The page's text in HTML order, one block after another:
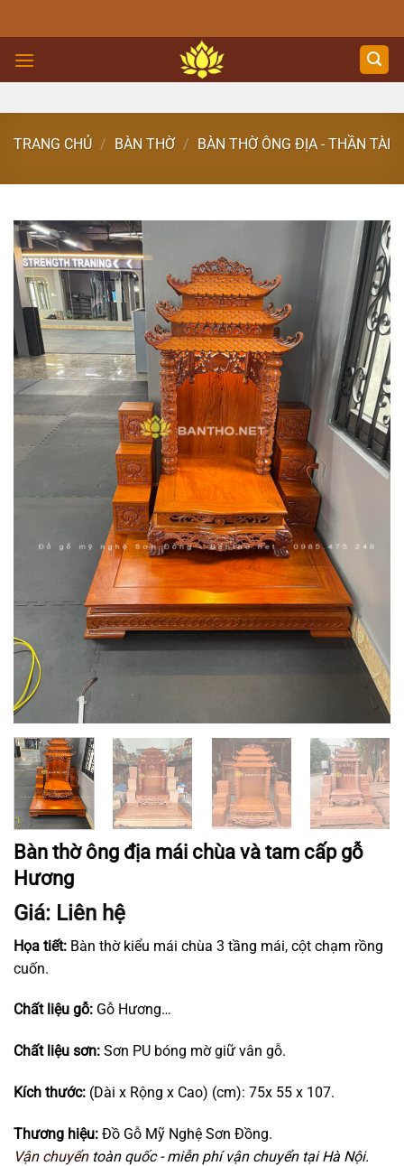
to
content
TRANG CHỦ / BÀN THỜ / BÀN THỜ ÔNG ĐỊA - THẦN TÀI
Bàn thờ ông địa mái chùa và tam cấp gỗ
Hương
Giá: Liên hệ
Họa tiết: Bàn thờ kiểu mái chùa 3 tầng mái, cột chạm rồng
cuốn.
Chất liệu gỗ: Gỗ Hương…
Chất liệu sơn: Sơn PU bóng mờ giữ vân gỗ.
Kích thước: (Dài x Rộng x Cao) (cm): 75x 55 x 107.
Thương hiệu: Đồ Gỗ Mỹ Nghệ Sơn Đồng.
Vận chuyểntoàn quốc - miễn phí vận chuyển tại Hà Nội.